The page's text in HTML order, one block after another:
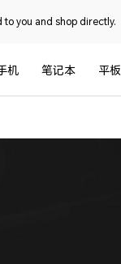
you and shop directly.
机 笔记本 平板